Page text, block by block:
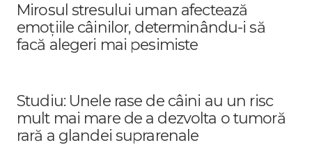
Mirosul stresului uman afectează
emoțiile câinilor, determinându-i să
facă alegeri mai pesimiste
Studiu: Unele rase de câini au un risc
mult mai mare de a dezvolta o tumoră
rară a glandei suprarenale